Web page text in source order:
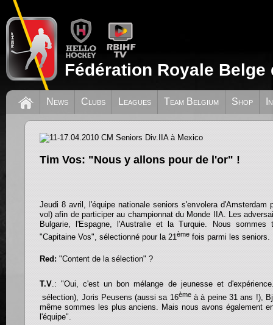
Fédération Royale
News Clubs Leagues Team Belgium Shop
11-17.04.2010 CM Seniors Div.IIA à
Tim Vos: "Nous y allons pour de l'or" !
Jeudi 8 avril, l'équipe nationale seniors s'envolera d'Amsterdam
vol) afin de participer au championnat du Monde IIA. Les
Bulgarie, l'Espagne, l'Australie et la Turquie. Nous
"Capitaine Vos", sélectionné pour la 21ème fois parmi les seniors.
Red: "Content de la sélection" ?
T.V.: "Oui, c'est un bon mélange de jeunesse et
sélection), Joris Peusens (aussi sa 16èmeà à peine 31 ans !),
même sommes les plus anciens. Mais nous avons également
l'équipe".